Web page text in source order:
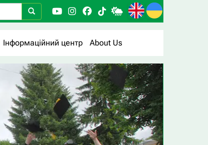
Інформаційний центр About Us